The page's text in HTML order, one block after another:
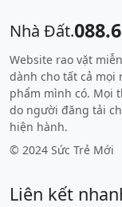
Nhà Đất.
Website rao vặt
dành cho tất cả mọi
phẩm mình có. Mọi
do người đăng tải
hiện hành.
© 2024 Sức Trẻ Mới
Liên kết